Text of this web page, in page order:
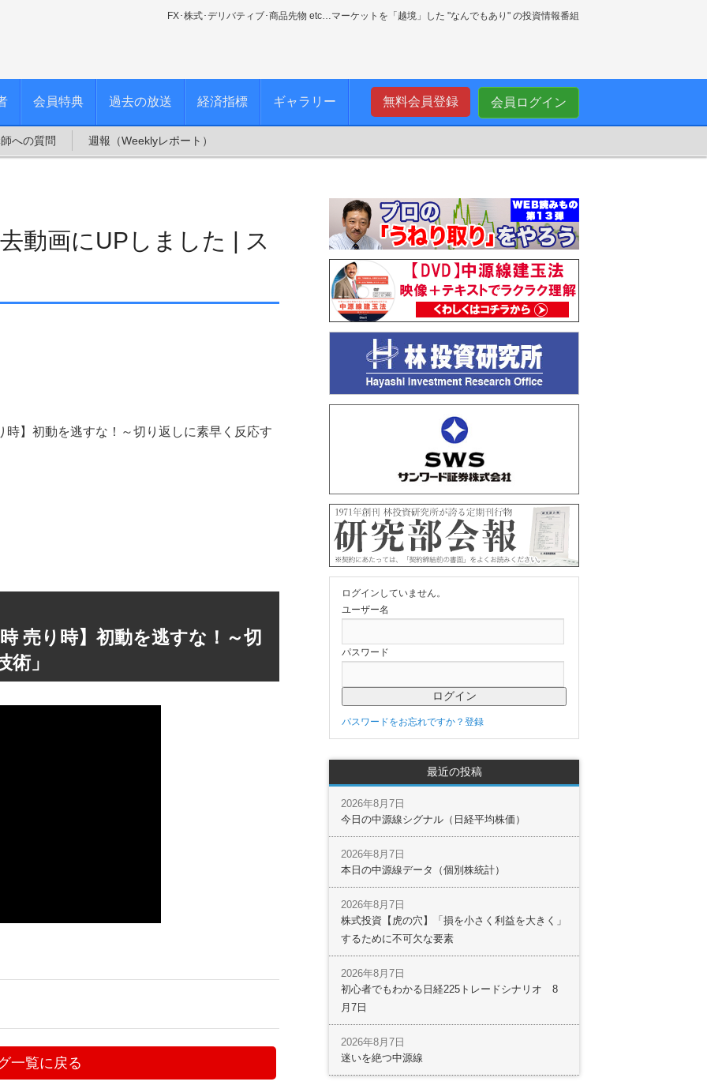
FX･株式･デリバティブ･商品先物 etc…マーケットを「越境」した "なんでもあり" の投資情報番組
会員ログイン
無料会員登録
会員特典 過去の放送 経済指標 ギャラリー
への質問 週報（Weeklyレポート）
動画にUPしました | ス
】初動を逃すな！～切り返しに素早く反応す
売り時】初動を逃すな！～切
」
一覧に戻る
ログインしていません。
ユーザー名
パスワード
パスワードをお忘れですか？ 登録
最近の投稿
今日の中源線シグナル（日経平均株価）
2026年8月7日
本日の中源線データ（個別株統計）
2026年8月7日
株式投資【虎の穴】「損を小さく利益を大きく」
するために不可欠な要素
2026年8月7日
初心者でもわかる日経225トレードシナリオ 8
月7日
2026年8月7日
迷いを絶つ中源線
2026年8月7日